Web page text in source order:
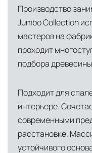
области
Для клиентов
следующие
Доставка до
месту
осуществляют
Производство
Jumbo Collection
мастеров на
проходит
подбора
Подходит для
интерьере.
современными
расстановке.
устойчивого